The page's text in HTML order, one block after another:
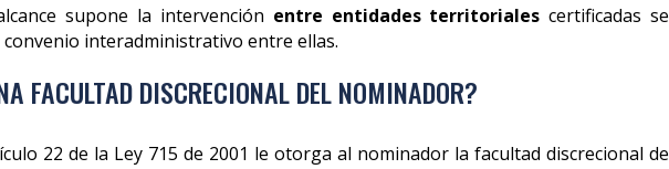
supone la intervención entre entidades territoriales certificadas se
interadministrativo entre ellas.
FACULTAD DISCRECIONAL DEL NOMINADOR?
22 de la Ley 715 de 2001 le otorga al nominador la facultad discrecional de